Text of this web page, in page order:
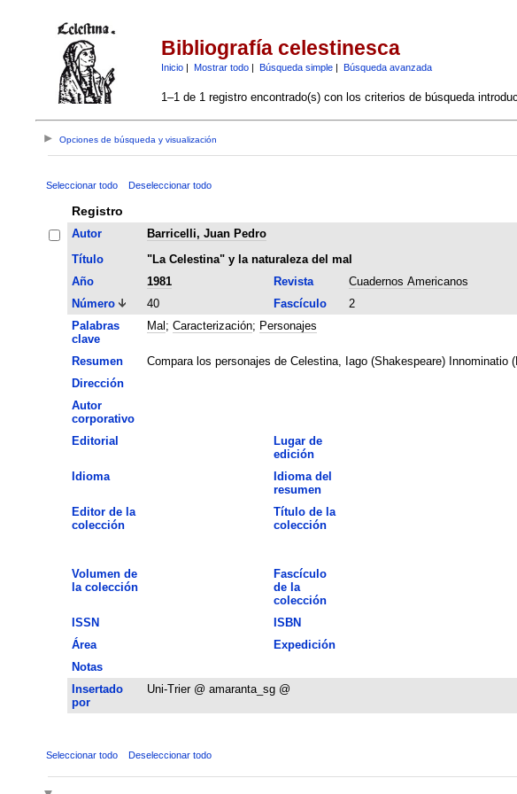
Bibliografía celestinesca
Inicio| Mostrar todo| Búsqueda simple| Búsqueda avanzada
1–1 de 1 registro encontrado(s) con los criterios de búsqueda
Opciones de búsqueda y visualización
Seleccionar todo Deseleccionar todo
Registro
Autor
Barricelli, Juan Pedro
Título
"La Celestina" y la naturaleza del mal
Año
1981 Revista Cuadernos Americanos
Número
40 Fascículo 2
Palabras
clave
Mal ; Caracterización; Personajes
Resumen
Compara los personajes de Celestina, Iago (Shakespeare) Innominatio
Dirección
Autor
corporativo
Editorial
Lugar de
edición
Idioma
Idioma del
resumen
Editor de la
colección
Título de la
colección
Volumen de
la colección
Fascículo
de la
colección
ISSN ISBN
Área
Expedición
Notas
Insertado
por
Uni-Trier @ amaranta_sg @
Seleccionar todo Deseleccionar todo